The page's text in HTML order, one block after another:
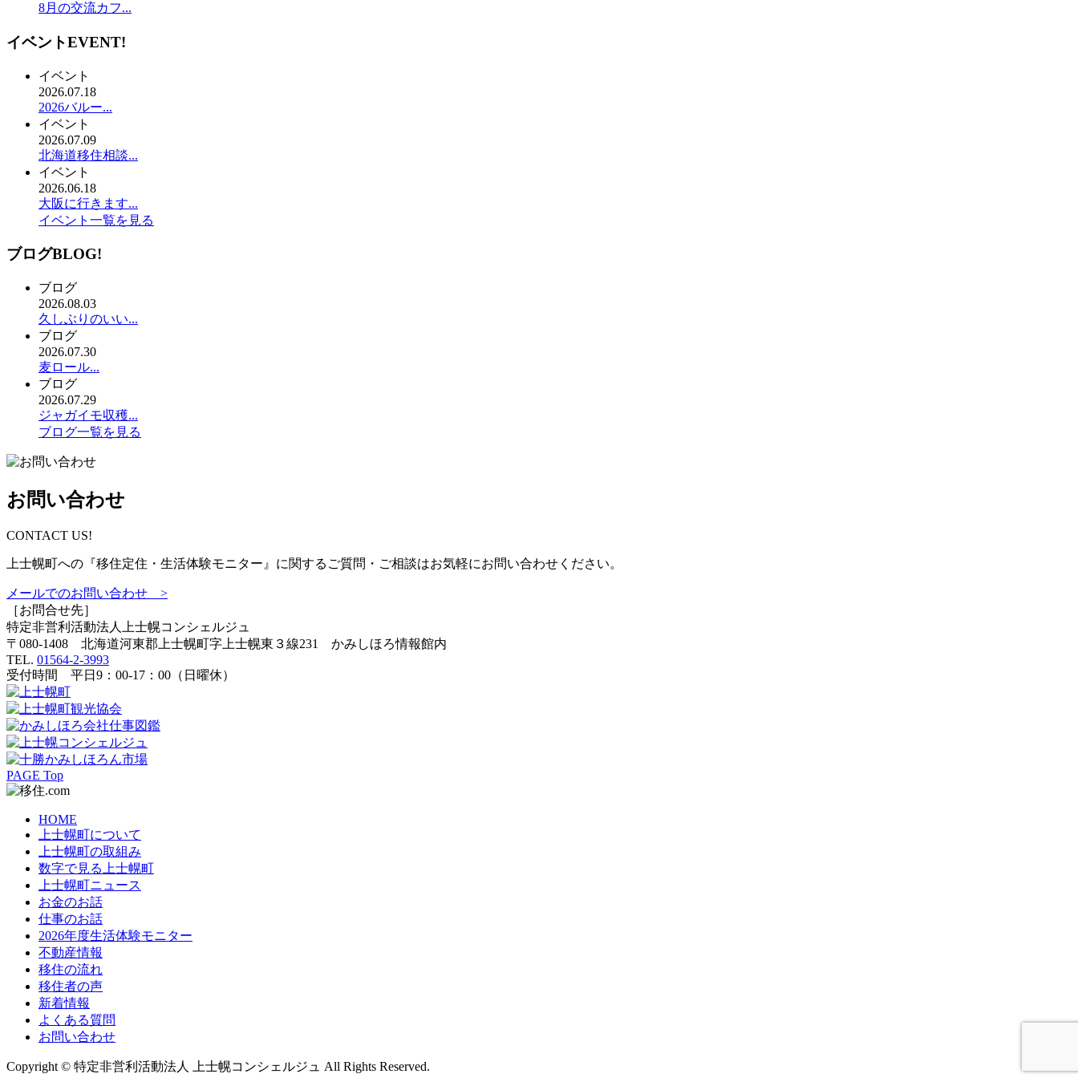
8月の交流カフ...
イベントEVENT!
イベント
2026.07.18
2026バルー...
イベント
2026.07.09
北海道移住相談...
イベント
2026.06.18
大阪に行きます...
イベント一覧を見る
ブログBLOG!
ブログ
2026.08.03
久しぶりのいい...
ブログ
2026.07.30
麦ロール...
ブログ
2026.07.29
ジャガイモ収穫...
ブログ一覧を見る
お問い合わせ
CONTACT US!
上士幌町への『移住定住・生活体験モニター』に関するご質問・ご相談はお気軽にお問い合わせください。
メールでのお問い合わせ >
［お問合せ先］
特定非営利活動法人
上士幌コンシェルジュ
〒080-1408 北海道河東郡上士幌町字上士幌東３線231 かみしほろ情報館内
TEL. 01564-2-3993
受付時間 平日9：00-17：00（日曜休）
PAGE Top
HOME
上士幌町について
上士幌町の取組み
数字で見る上士幌町
上士幌町ニュース
お金のお話
仕事のお話
2026年度生活体験モニター
不動産情報
移住の流れ
移住者の声
新着情報
よくある質問
お問い合わせ
Copyright © 特定非営利活動法人 上士幌コンシェルジュ All Rights Reserved.